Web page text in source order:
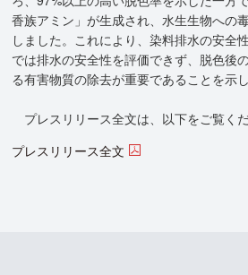
香族アミン」が生成され、水生生物への
しました。これにより、染料排水の安全
では排水の安全性を評価できず、脱色後
る有害物質の除去が重要であることを示し
プレスリリース全文は、以下をご覧くだ
プレスリリース全文